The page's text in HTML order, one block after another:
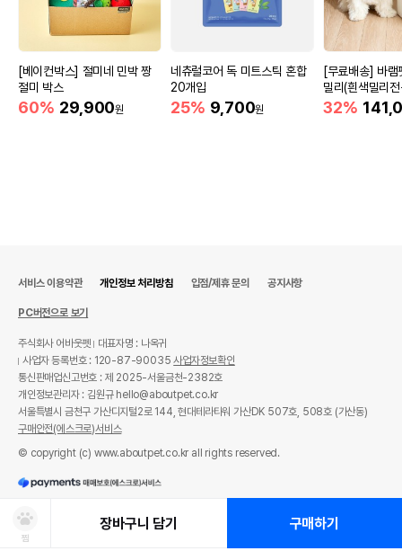
[베이컨박스] 절미네 민박 짱
절미 박스
60% 29,900원
네츄럴코어 독 미트스틱 혼합
20개입
25% 9,700원
[무료배송] 바램
밀리(흰색밀리
함)
32%
찜
장바구니 담기 구매하기
서비스 이용약관 개인정보 처리방침 입점/제휴 문의 공지사항
PC버전으로 보기
주식회사 어바웃펫
대표자명 : 나옥귀
사업자 등록번호 : 120-87-90035사업자정보확인
통신판매업신고번호 : 제 2025-서울금천-2382호
개인정보관리자 : 김원규 hello@aboutpet.co.kr
서울특별시 금천구 가산디지털2로 144, 현대테라타워 가산DK 507호, 508호 (가산동)
구매안전(에스크로)서비스
© copyright (c) www.aboutpet.co.kr all rights reserved.